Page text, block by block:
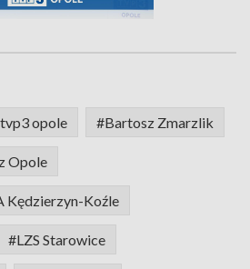
opole #Bartosz Zmarzlik
Opole
Kędzierzyn-Koźle
#LZS Starowice